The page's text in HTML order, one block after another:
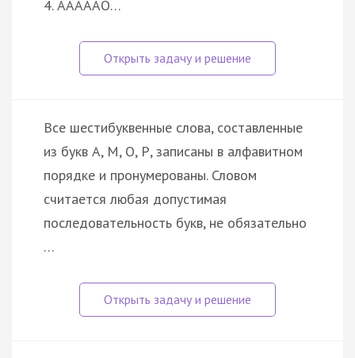
4. АААААО…
Все шестибуквенные слова, составленные
из букв А, М, О, Р, записаны в алфавитном
порядке и пронумерованы. Словом
считается любая допустимая
последовательность букв, не обязательно
…